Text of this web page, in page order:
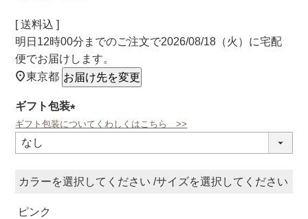
送料込
明日 12時00分 までのご注文で2026/08/18（火） に宅配
便でお届けします。
東京都 お届け先を変更
ギフト包装
(必
ギフト包装についてくわしくはこちら >>
カラー サイズ
ピンク